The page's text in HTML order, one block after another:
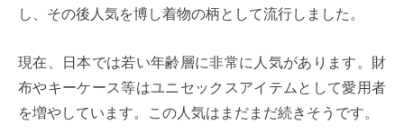
し、その後人気を博し着物の柄として流行しました。
現在、日本では若い年齢層に非常に人気があります。財
布やキーケース等はユニセックスアイテムとして愛用者
を増やしています。この人気はまだまだ続きそうです。